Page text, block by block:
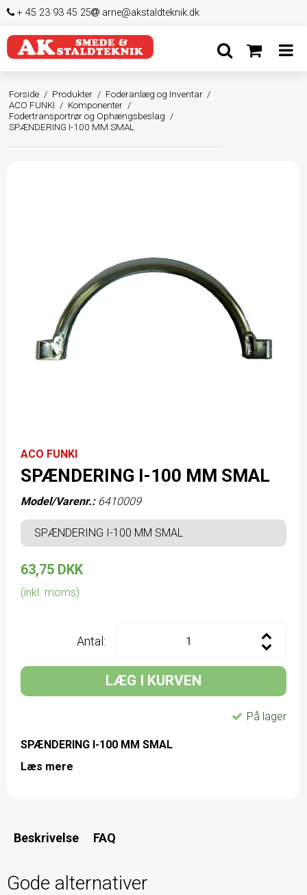
+ 45 23 93 45 25 arne@akstaldteknik.dk
Forside / Produkter / Foderanlæg og Inventar /
ACO FUNKI / Komponenter /
Fodertransportrør og Ophængsbeslag /
SPÆNDERING I-100 MM SMAL
ACO FUNKI
SPÆNDERING I-100 MM SMAL
Model/Varenr.: 6410009
SPÆNDERING I-100 MM SMAL
63,75 DKK
(inkl. moms)
Antal:
LÆG I KURVEN
På lager
SPÆNDERING I-100 MM SMAL
Læs mere
Beskrivelse FAQ
Gode alternativer